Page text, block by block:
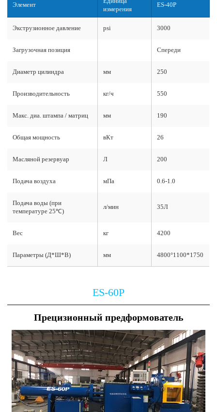
Элемент
измерения
ES-40P
Экструзионное давление psi 3000
Загрузочная позиция Спереди
Диаметр цилиндра мм 250
Производительность кг/ч 550
Макс. диа. штампа / матриц мм 190
Общая мощность вКт 26
Масляной резервуар Л 200
Подача воздуха мПа 0.6-1.0
Подача воды (при
температуре 25℃)
л/мин 35Л
Вес кг 4200
Параметры (Д*Ш*В) мм 4800°1100*1750
ES-60P
Прецизионный предформователь